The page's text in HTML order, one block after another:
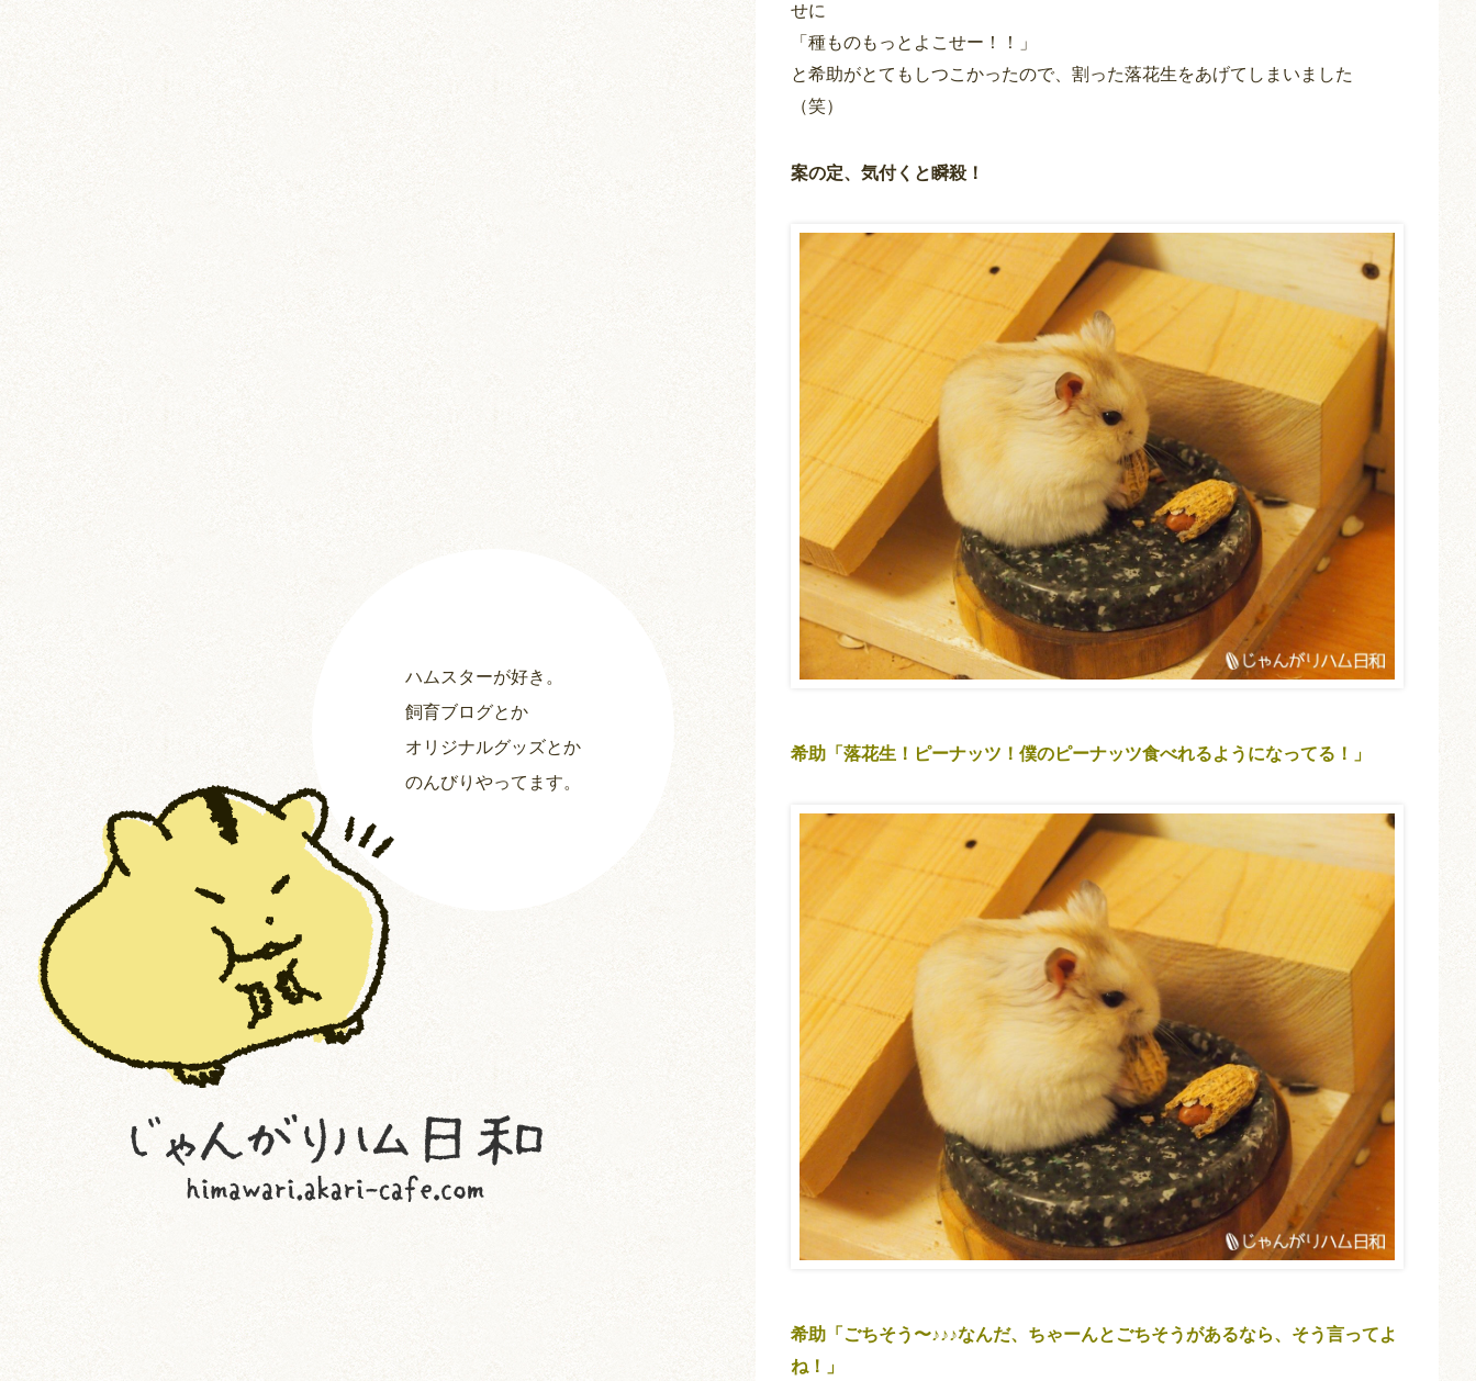
ハムスターが好き。
飼育ブログとか
オリジナルグッズとか
のんびりやってます。
せに
「種ものもっとよこせー！！」
と希助がとてもしつこかったので、割った落花生をあげてしまいました
（笑）
案の定、気付くと瞬殺！
希助「落花生！ピーナッツ！僕のピーナッツ食べれるようになってる！」
希助「ごちそう〜♪♪♪なんだ、ちゃーんとごちそうがあるなら、そう言ってよ
ね！」